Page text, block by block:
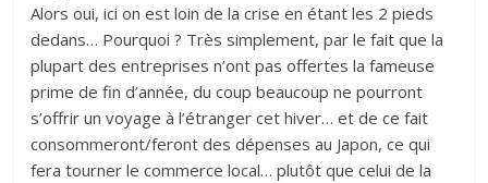
Alors oui, ici on est loin de la crise en étant les 2 pieds
dedans… Pourquoi ? Très simplement, par le fait que la
plupart des entreprises n’ont pas offertes la fameuse
prime de fin d’année, du coup beaucoup ne pourront
s’offrir un voyage à l’étranger cet hiver… et de ce fait
consommeront/feront des dépenses au Japon, ce qui
fera tourner le commerce local… plutôt que celui de la